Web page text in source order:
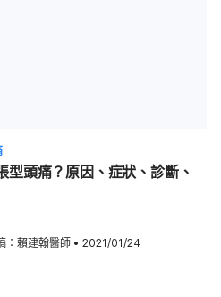
型頭痛？原因、症狀、診斷、
： 賴建翰醫師 • 2021/01/24